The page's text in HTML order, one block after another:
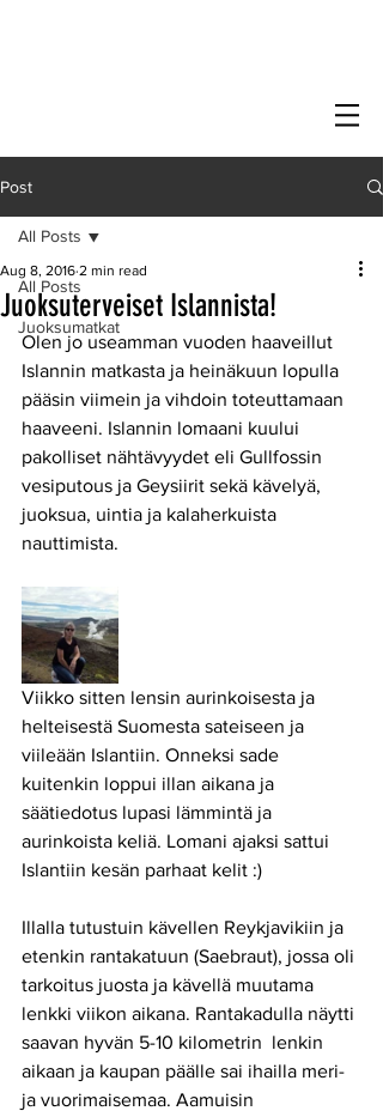
Post
All Posts
Juoksumatkat
All Posts
Juoksuterveiset Islannista!
Aug 8, 2016 2 min read
Olen jo useamman vuoden haaveillut
Islannin matkasta ja heinäkuun lopulla
pääsin viimein ja vihdoin toteuttamaan
haaveeni. Islannin lomaani kuului
pakolliset nähtävyydet eli Gullfossin
vesiputous ja Geysiirit sekä kävelyä,
juoksua, uintia ja kalaherkuista
nauttimista.
Viikko sitten lensin aurinkoisesta ja
helteisestä Suomesta sateiseen ja
viileään Islantiin. Onneksi sade
kuitenkin loppui illan aikana ja
säätiedotus lupasi lämmintä ja
aurinkoista keliä. Lomani ajaksi sattui
Islantiin kesän parhaat kelit :)
Illalla tutustuin kävellen Reykjavikiin ja
etenkin rantakatuun (Saebraut), jossa oli
tarkoitus juosta ja kävellä muutama
lenkki viikon aikana. Rantakadulla näytti
saavan hyvän 5-10 kilometrin  lenkin
aikaan ja kaupan päälle sai ihailla meri-
ja vuorimaisemaa. Aamuisin